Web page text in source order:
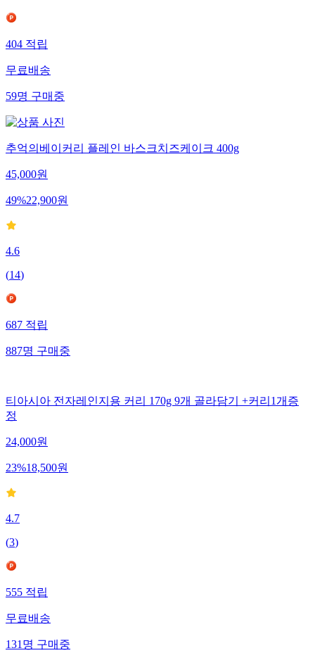
404 적립
무료배송
59명 구매중
추억의베이커리 플레인 바스크치즈케이크 400g
45,000원
49%22,900원
4.6
(14)
687 적립
887명 구매중
티아시아 전자레인지용 커리 170g 9개 골라담기 +커리1개증
정
24,000원
23%18,500원
4.7
(3)
555적립
무료배송
131명구매중